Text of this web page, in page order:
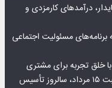
درآمدهای کارمزدی و
میلیارد تومان به برنامه‌های مسئولیت اجتماعی
خلق تجربه برای مشتری
پیام مدیرعامل بانک توسعه تعاون به مناسبت ۱۵ مرداد، سالروز تأسیس